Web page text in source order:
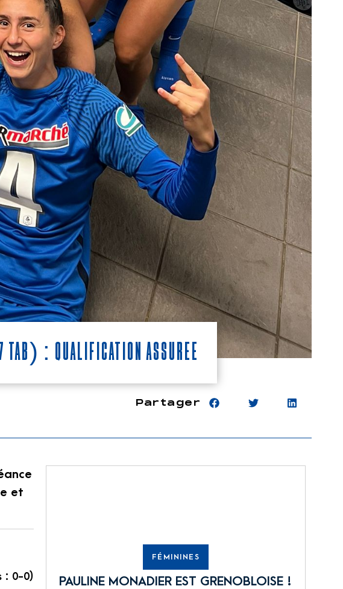
: Qualification assurée
Partager
et
: 0-0)
FÉMININES
PAULINE MONADIER EST GRENOBLOISE !